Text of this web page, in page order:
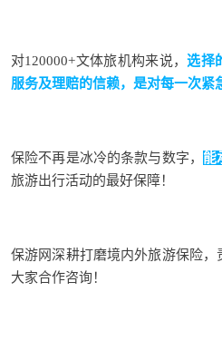
对120000+文体旅机构来说，选择
服务及理赔的信赖，是对每一次紧
保险不再是冰冷的条款与数字，能
旅游出行活动的最好保障！
保游网深耕打磨境内外旅游保险
大家合作咨询！